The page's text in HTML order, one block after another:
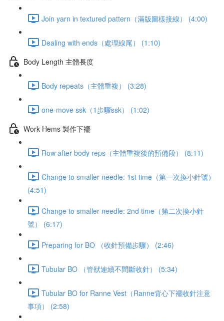
Join yarn in textured pattern（滿版圖樣接線） (4:00)
Dealing with ends（處理線尾） (1:10)
Body Length 主體長度
Body repeats（主體重複） (3:28)
one-move ssk（1步驟ssk） (1:02)
Work Hems 製作下襬
Row after body reps（主體重複後的預備段） (8:11)
Change to smaller needle: 1st time（第一次換小針號）
(4:51)
Change to smaller needle: 2nd time（第二次換小針
號） (6:17)
Preparing for BO （收針預備步驟） (2:46)
Tubular BO （管狀連續不間斷收針） (5:34)
Tubular BO for Ranne Vest（Ranne背心下襬收針注意
事項） (2:58)